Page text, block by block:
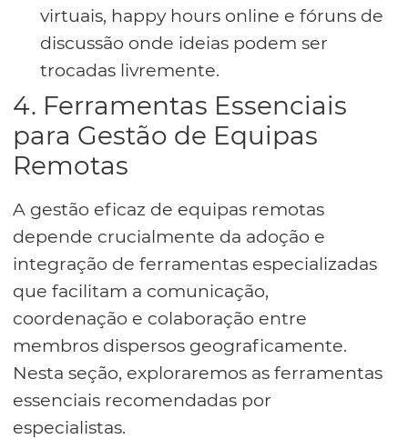
virtuais, happy hours online e fóruns de
discussão onde ideias podem ser
trocadas livremente.
4. Ferramentas Essenciais
para Gestão de Equipas
Remotas
A gestão eficaz de equipas remotas
depende crucialmente da adoção e
integração de ferramentas especializadas
que facilitam a comunicação,
coordenação e colaboração entre
membros dispersos geograficamente.
Nesta seção, exploraremos as ferramentas
essenciais recomendadas por
especialistas.